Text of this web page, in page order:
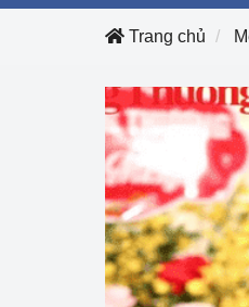
Lãnh
Chức
Cơ cấu
Trang chủ